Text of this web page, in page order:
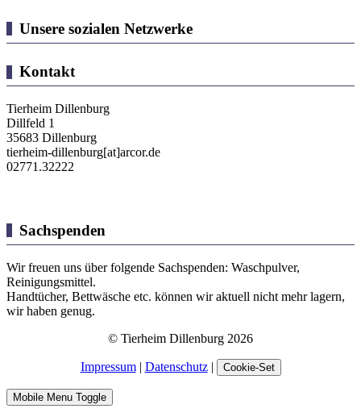
Unsere sozialen Netzwerke
Kontakt
Tierheim Dillenburg
Dillfeld 1
35683 Dillenburg
tierheim-dillenburg[at]arcor.de
02771.32222
Sachspenden
Wir freuen uns über folgende Sachspenden: Waschpulver,
Reinigungsmittel.
Handtücher, Bettwäsche etc. können wir aktuell nicht mehr lagern,
wir haben genug.
© Tierheim Dillenburg 2026
Impressum| Datenschutz| Cookie-Set
Mobile Menu Toggle